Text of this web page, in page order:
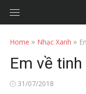
Home » Nhạc Xanh »
Em về
Posted
31/07/2018